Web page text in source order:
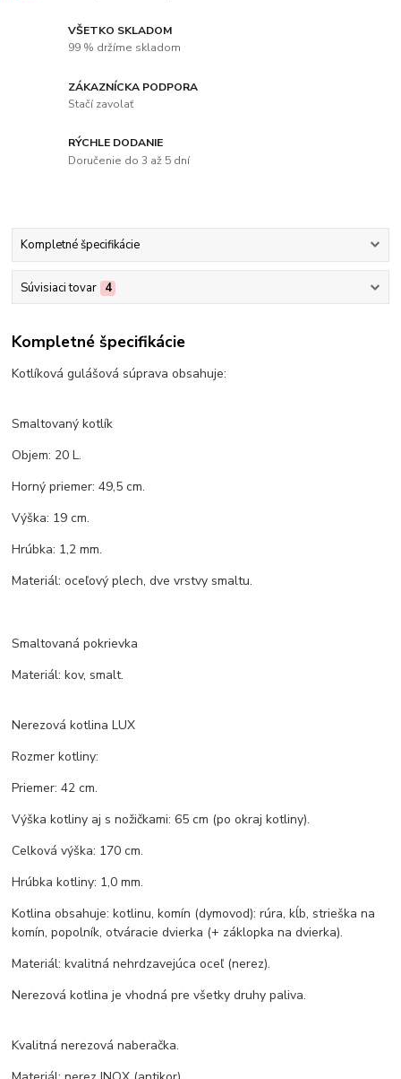
VŠETKO SKLADOM
99 % držíme skladom
ZÁKAZNÍCKA PODPORA
Stačí zavolať
RÝCHLE DODANIE
Doručenie do 3 až 5 dní
Kompletné špecifikácie
Súvisiaci tovar 4
Kompletné špecifikácie
Kotlíková gulášová súprava obsahuje:
Smaltovaný kotlík
Objem: 20 L.
Horný priemer: 49,5 cm.
Výška: 19 cm.
Hrúbka: 1,2 mm.
Materiál: oceľový plech, dve vrstvy smaltu.
Smaltovaná pokrievka
Materiál: kov, smalt.
Nerezová kotlina LUX
Rozmer kotliny:
Priemer: 42 cm.
Výška kotliny aj s nožičkami: 65 cm (po okraj kotliny).
Celková výška: 170 cm.
Hrúbka kotliny: 1,0 mm.
Kotlina obsahuje: kotlinu, komín (dymovod): rúra, kĺb, strieška na
komín, popolník, otváracie dvierka (+ záklopka na dvierka).
Materiál: kvalitná nehrdzavejúca oceľ (nerez).
Nerezová kotlina je vhodná pre všetky druhy paliva.
Kvalitná nerezová naberačka.